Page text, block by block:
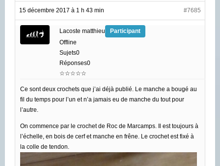
15 décembre 2017 à 1 h 43 min #7685
Lacoste matthieu
Participant
Offline
Sujets0
Réponses0
☆☆☆☆☆
Ce sont deux crochets que j’ai déjà publié. Le manche a bougé au
fil du temps pour l’un et n’a jamais eu de manche du tout pour
l’autre.
On commence par le crochet de Roc de Marcamps. Il est toujours à
l’échelle, en bois de cerf et manche en frêne. Le crochet est fixé à
la colle de tendon.